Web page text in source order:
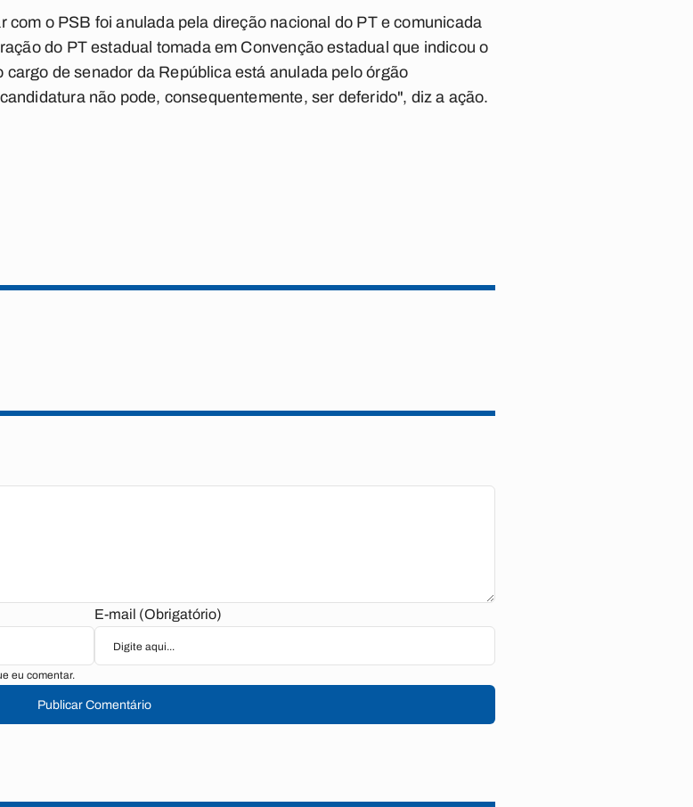
com o PSB foi anulada pela direção nacional do PT e comunicada
do PT estadual tomada em Convenção estadual que indicou o
de senador da República está anulada pelo órgão
não pode, consequentemente, ser deferido", diz a ação.
E-mail (Obrigatório)
eu comentar.
Publicar Comentário